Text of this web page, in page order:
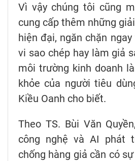
Vì vậy chúng tôi cũng
cung cấp thêm những
hiện đại, ngăn chặn
vi sao chép hay làm giả
môi trường kinh doanh
khỏe của người tiêu
Kiều Oanh cho biết.
Theo TS. Bùi Văn
công nghệ và AI phát
chống hàng giả cần có